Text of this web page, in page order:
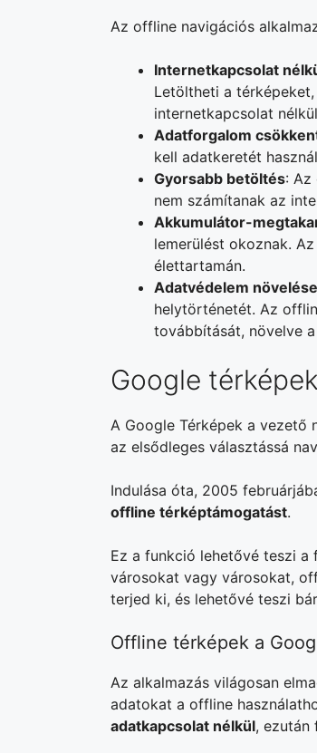
Az offline navigációs
Internetkapcsolat
Letöltheti a
internetkapcsolat
Adatforgalom
kell adatkeretét
Gyorsabb betöltés: Az
nem számítanak az
Akkumulátor-
lemerülést okoznak.
élettartamán.
Adatvédelem növelése
helytörténetét. Az
továbbítását, növelve
Google térképek
A Google Térképek a vezető
az elsődleges választássá
Indulása óta, 2005
offline térképtámogatást.
Ez a funkció lehetővé teszi
városokat vagy városokat,
terjed ki, és lehetővé teszi
Offline térképek a
Az alkalmazás világosan
adatokat a offline
adatkapcsolat nélkül, ezután